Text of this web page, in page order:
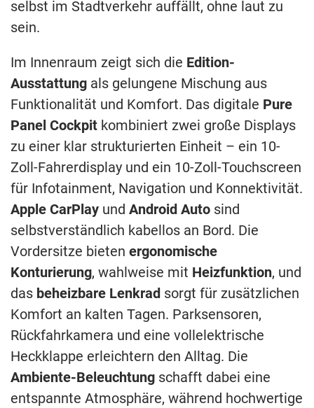
selbst im Stadtverkehr auffällt, ohne laut zu
sein.
Im Innenraum zeigt sich die Edition-
Ausstattung als gelungene Mischung aus
Funktionalität und Komfort. Das digitale Pure
Panel Cockpit kombiniert zwei große Displays
zu einer klar strukturierten Einheit – ein 10-
Zoll-Fahrerdisplay und ein 10-Zoll-Touchscreen
für Infotainment, Navigation und Konnektivität.
Apple CarPlay und Android Auto sind
selbstverständlich kabellos an Bord. Die
Vordersitze bieten ergonomische
Konturierung, wahlweise mit Heizfunktion, und
das beheizbare Lenkrad sorgt für zusätzlichen
Komfort an kalten Tagen. Parksensoren,
Rückfahrkamera und eine vollelektrische
Heckklappe erleichtern den Alltag. Die
Ambiente-Beleuchtung schafft dabei eine
entspannte Atmosphäre, während hochwertige